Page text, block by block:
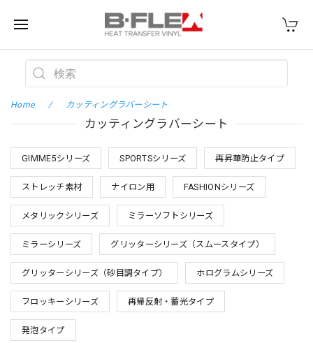
Home カッティングラバーシート
カッティングラバーシート
GIMME5シリーズ SPORTSシリーズ 再昇華防止タイプ
ストレッチ素材 ナイロン用 FASHIONシリーズ
メタリックシリーズ ミラーソフトシリーズ
ミラーシリーズ グリッターシリーズ（スムースタイプ）
グリッターシリーズ（砂目調タイプ） ホログラムシリーズ
フロッキーシリーズ 再帰反射・蓄光タイプ
発泡タイプ